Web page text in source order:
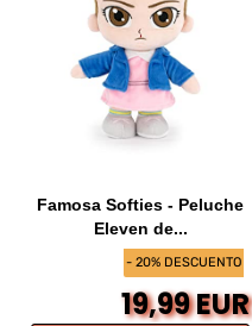
- 20% DESCUENTO
Famosa Softies - Peluche
Eleven de...
19,99 EUR